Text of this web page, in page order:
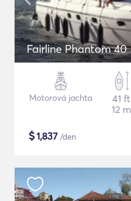
Fairline Phantom 40
Motorová jachta
41 ft
12 m
$1,837 /den